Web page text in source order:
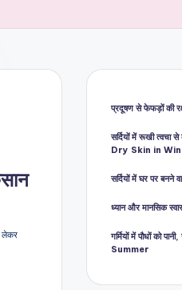
लेकर
प्रदूषण से फेफड़ों की
सर्दियों में रूखी
Dry Skin in
सर्दियों में घर पर बनने
ध्यान और मानसिक
गर्मियों में पौधों को
Summer